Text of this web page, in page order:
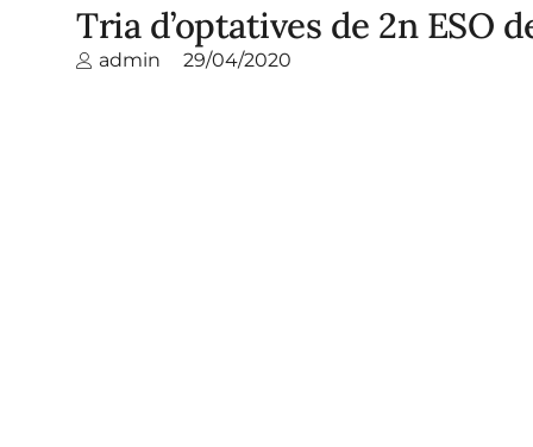
Tria d’optatives de 2n ESO
admin 29/04/2020